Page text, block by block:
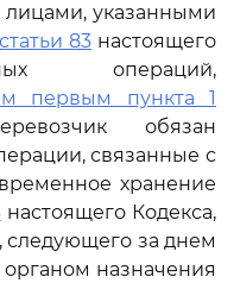
указанными
83 настоящего
операций,
первым пункта 1
обязан
связанные с
хранение
настоящего Кодекса,
следующего за днем
назначения